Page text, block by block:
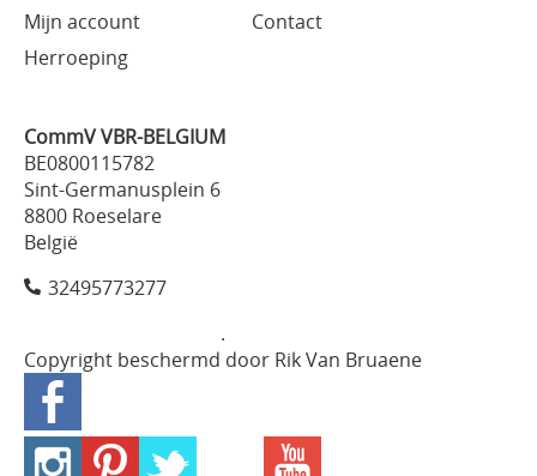
Mijn account
Contact
Herroeping
CommV VBR-BELGIUM
BE0800115782
Sint-Germanusplein 6
8800 Roeselare
België
32495773277
.
Copyright beschermd door Rik Van Bruaene